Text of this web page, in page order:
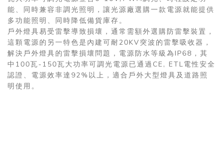
能、同時兼容非調光照明，讓光源廠選購一款電源就能提供
多功能照明、同時降低備貨庫存。
戶外燈具易受雷擊導致損壞，通常需額外選購防雷擊裝置，
這顆電源的另一特色是內建可耐20KV突波的雷擊吸收器，
解決戶外燈具的雷擊損壞問題，電源防水等級為IP68，其
中100瓦-150瓦大功率可調光電源已通過CE, ETL電性安全
認證、電源效率達92%以上，適合戶外大型燈具及道路照
明使用。